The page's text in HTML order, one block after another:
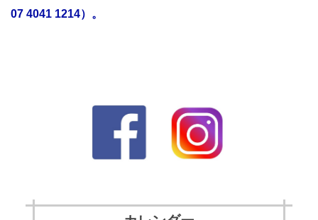
07 4041 1214）。